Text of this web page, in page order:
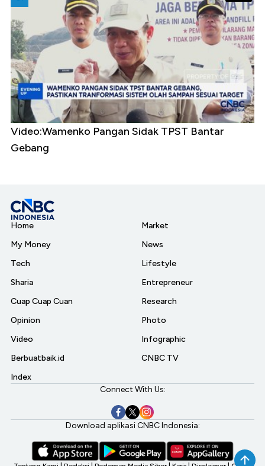
Video:Wamenko Pangan Sidak TPST Bantar
Gebang
Home
My Money
Tech
Sharia
Cuap Cuap Cuan
Opinion
Video
Berbuatbaik.id
Index
Market
News
Lifestyle
Entrepreneur
Research
Photo
Infographic
CNBC TV
Connect With Us:
Download aplikasi CNBC Indonesia: